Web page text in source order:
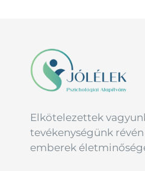
Elkötelezettek
tevékenységünk
emberek